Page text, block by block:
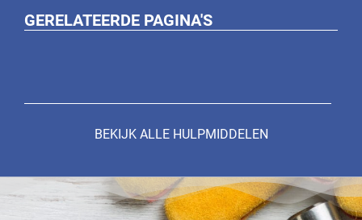
GERELATEERDE PAGINA'S
BEKIJK ALLE HULPMIDDELEN